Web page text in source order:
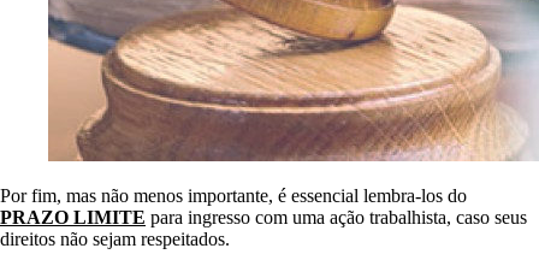
Por fim, mas não menos importante, é essencial lembra-los do
PRAZO LIMITE para ingresso com uma ação trabalhista, caso seus
direitos não sejam respeitados.